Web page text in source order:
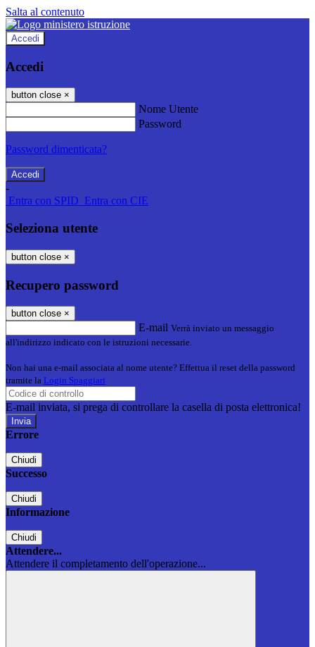
Salta al contenuto
Accedi
Accedi
button close ×
Nome Utente
Password
Password dimenticata?
-
Entra con SPID Entra con CIE
Seleziona utente
button close ×
Recupero password
button close ×
E-mail Verrà inviato un messaggio
all'indirizzo indicato con le istruzioni necessarie.
Non hai una e-mail associata al nome utente? Effettua il reset della password
tramite la Login Spaggiari
E-mail inviata, si prega di controllare la casella di posta elettronica!
Errore
Chiudi
Successo
Chiudi
Informazione
Chiudi
Attendere...
Attendere il completamento dell'operazione...